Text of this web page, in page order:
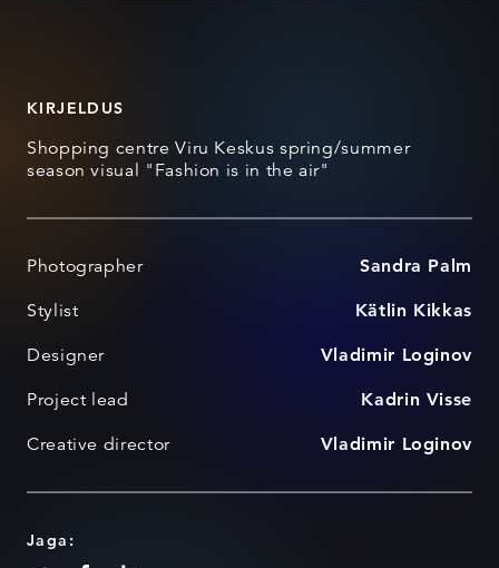
KIRJELDUS
Shopping centre Viru Keskus spring/summer
season visual "Fashion is in the air"
Photographer Sandra Palm
Stylist Kätlin Kikkas
Designer Vladimir Loginov
Project lead Kadrin Visse
Creative director Vladimir Loginov
Jaga: